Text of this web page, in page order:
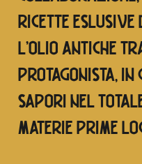
RICETTE ESLUSIVE
L’OLIO ANTICHE
PROTAGONISTA, IN
SAPORI NEL
MATERIE PRIME